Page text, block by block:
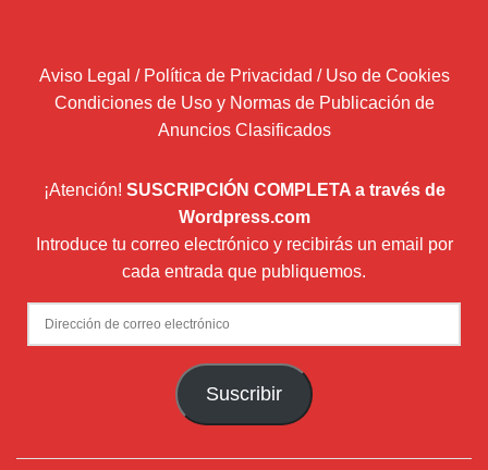
Aviso Legal / Política de Privacidad / Uso de Cookies
Condiciones de Uso y Normas de Publicación de
Anuncios Clasificados
¡Atención! SUSCRIPCIÓN COMPLETA a través de
Wordpress.com
Introduce tu correo electrónico y recibirás un email por
cada entrada que publiquemos.
Dirección
de
Suscribir